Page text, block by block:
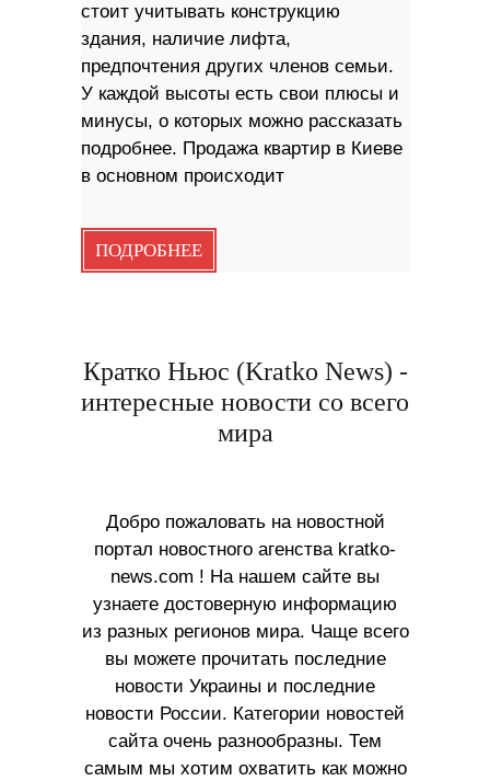
стоит учитывать конструкцию
здания, наличие лифта,
предпочтения других членов семьи.
У каждой высоты есть свои плюсы и
минусы, о которых можно рассказать
подробнее. Продажа квартир в Киеве
в основном происходит
ПОДРОБНЕЕ
Кратко Ньюс (Kratko News) -
интересные новости со всего
мира
Добро пожаловать на новостной
портал новостного агенства kratko-
news.com ! На нашем сайте вы
узнаете достоверную информацию
из разных регионов мира. Чаще всего
вы можете прочитать последние
новости Украины и последние
новости России. Категории новостей
сайта очень разнообразны. Тем
самым мы хотим охватить как можно